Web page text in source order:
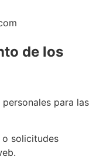
de los
para las
o solicitudes